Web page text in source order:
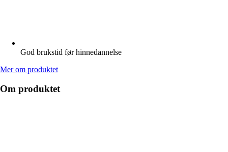
God brukstid før hinnedannelse
Mer om produktet
Om produktet